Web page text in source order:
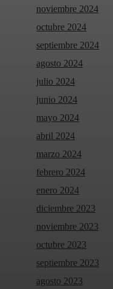
noviembre 2024
octubre 2024
septiembre 2024
agosto 2024
julio 2024
junio 2024
mayo 2024
abril 2024
marzo 2024
febrero 2024
enero 2024
diciembre 2023
noviembre 2023
octubre 2023
septiembre 2023
agosto 2023